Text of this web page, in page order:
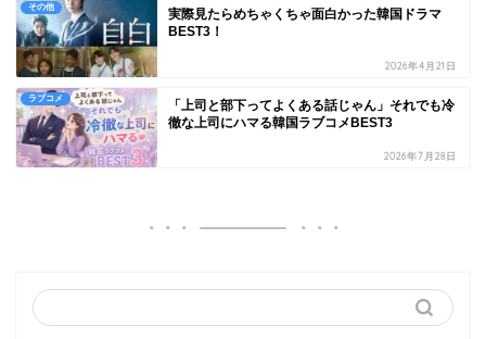
その他
実際見たらめちゃくちゃ面白かった韓国ドラマ
BEST3！
2026年4月21日
ラブコメ
「上司と部下ってよくある話じゃん」それでも冷
徹な上司にハマる韓国ラブコメBEST3
2026年7月28日